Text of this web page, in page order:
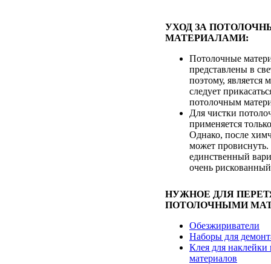
УХОД ЗА
МАТЕРИАЛАМИ:
Потолочные
представлены в
поэтому, является
следует
потолочным
Для чистки
применяется
Однако, после
может
единственный
очень
НУЖНОЕ ДЛЯ
ПОТОЛОЧНЫМИ
Обезжириватели
Наборы для
Клея для
материалов